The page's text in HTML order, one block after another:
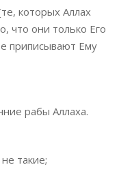
которых Аллах
что они только Его
приписывают Ему
рабы Аллаха.
такие;